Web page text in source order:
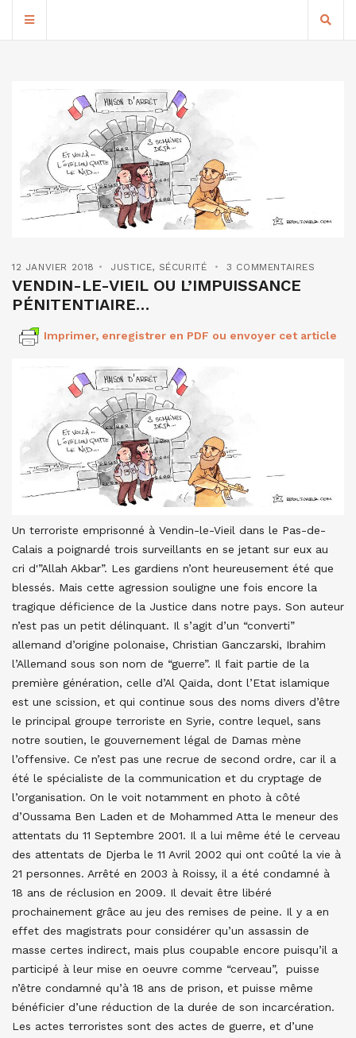
12 JANVIER 2018 JUSTICE, SÉCURITÉ 3 COMMENTAIRES
VENDIN-LE-VIEIL OU L’IMPUISSANCE
PÉNITENTIAIRE…
Imprimer, enregistrer en PDF ou envoyer cet article
Un terroriste emprisonné à Vendin-le-Vieil dans le Pas-de-
Calais a poignardé trois surveillants en se jetant sur eux au
cri d'”Allah Akbar”. Les gardiens n’ont heureusement été que
blessés. Mais cette agression souligne une fois encore la
tragique déficience de la Justice dans notre pays. Son auteur
n’est pas un petit délinquant. Il s’agit d’un “converti”
allemand d’origine polonaise, Christian Ganczarski, Ibrahim
l’Allemand sous son nom de “guerre”. Il fait partie de la
première génération, celle d’Al Qaïda, dont l’Etat islamique
est une scission, et qui continue sous des noms divers d’être
le principal groupe terroriste en Syrie, contre lequel, sans
notre soutien, le gouvernement légal de Damas mène
l’offensive. Ce n’est pas une recrue de second ordre, car il a
été le spécialiste de la communication et du cryptage de
l’organisation. On le voit notamment en photo à côté
d’Oussama Ben Laden et de Mohammed Atta le meneur des
attentats du 11 Septembre 2001. Il a lui même été le cerveau
des attentats de Djerba le 11 Avril 2002 qui ont coûté la vie à
21 personnes. Arrêté en 2003 à Roissy, il a été condamné à
18 ans de réclusion en 2009. Il devait être libéré
prochainement grâce au jeu des remises de peine. Il y a en
effet des magistrats pour considérer qu’un assassin de
masse certes indirect, mais plus coupable encore puisqu’il a
participé à leur mise en oeuvre comme “cerveau”, puisse
n’être condamné qu’à 18 ans de prison, et puisse même
bénéficier d’une réduction de la durée de son incarcération.
Les actes terroristes sont des actes de guerre, et d’une